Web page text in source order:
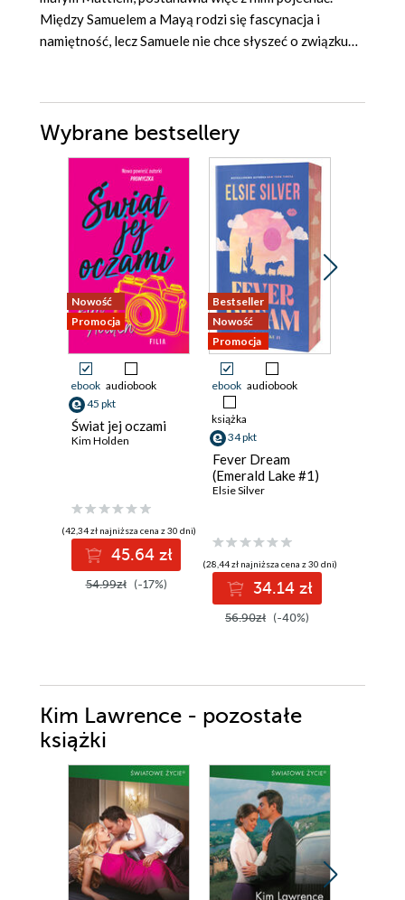
Między Samuelem a Mayą rodzi się fascynacja i
namiętność, lecz Samuele nie chce słyszeć o związku…
Wybrane bestsellery
Nowość
Promocja
ebook audiobook
45 pkt
Świat jej oczami
Kim Holden
(42,34 zł najniższa cena z 30 dni)
45.64 zł
54.99zł (-17%)
Bestseller
Nowość
Promocja
ebook audiobook
książka
34 pkt
Fever Dream
(Emerald Lake #1)
Elsie Silver
(28,44 zł najniższa cena z 30 dni)
34.14 zł
56.90zł (-40%)
Kim Lawrence - pozostałe
książki